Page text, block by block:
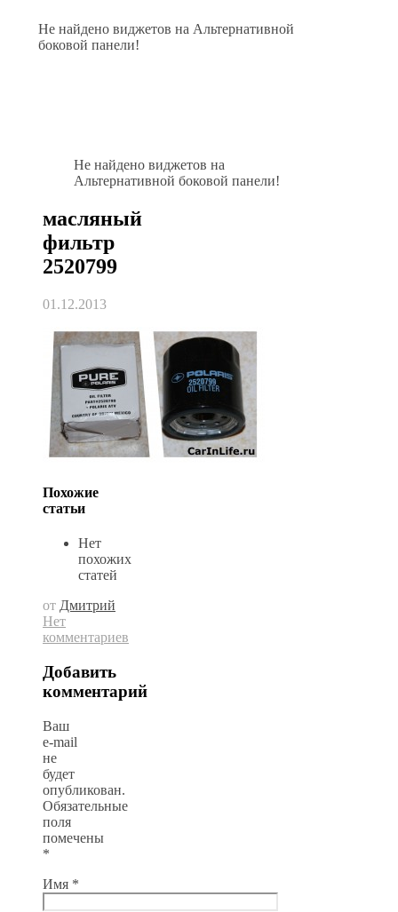
Не найдено виджетов на Альтернативной
боковой панели!
Не найдено виджетов на
Альтернативной боковой панели!
масляный
фильтр
2520799
01.12.2013
Похожие
статьи
Нет
похожих
статей
от Дмитрий
Нет
комментариев
Добавить
комментарий
Ваш
e-mail
не
будет
опубликован.
Обязательные
поля
помечены
*
Имя *